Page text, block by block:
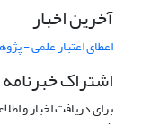
آخرین اخبار
اعطای اعتبار علمی -
اشتراک خبرنامه
برای دریافت اخبار و